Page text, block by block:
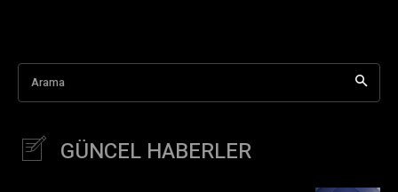
Arama
GÜNCEL HABERLER